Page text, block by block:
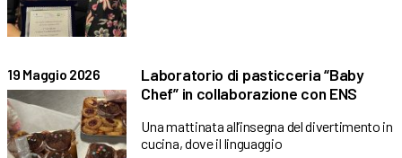
19 Maggio 2026
Laboratorio di pasticceria “Baby
Chef” in collaborazione con ENS
Una mattinata all’insegna del divertimento in
cucina, dove il linguaggio